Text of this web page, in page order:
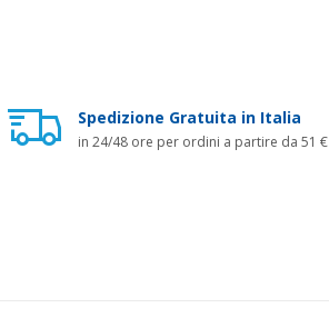
Spedizione Gratuita in Italia
in 24/48 ore per ordini a partire da 51 €